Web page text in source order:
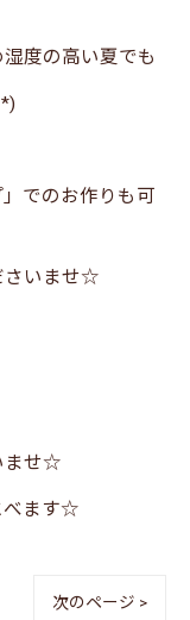
度の高い夏でも
でのお作りも可
さいませ☆
ませ☆
べます☆
次のページ >